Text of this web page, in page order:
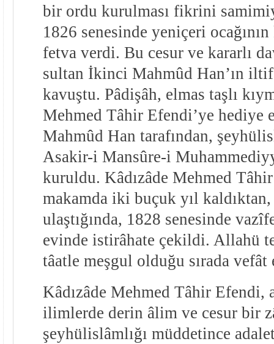
bir ordu kurulması fikrini
1826 senesinde yeniçeri
fetva verdi. Bu cesur ve kararlı
sultan İkinci Mahmûd Han’ın
kavuştu. Pâdişâh, elmas taşlı
Mehmed Tâhir Efendi’ye hediye
Mahmûd Han tarafından,
Asakir-i Mansûre-i
kuruldu. Kâdızâde Mehmed
makamda iki buçuk yıl kaldıktan,
ulaştığında, 1828 senesinde
evinde istirâhate çekildi. Allahü
tâatle meşgul olduğu sırada vefât
Kâdızâde Mehmed Tâhir
ilimlerde derin âlim ve cesur bir
şeyhülislâmlığı müddetince